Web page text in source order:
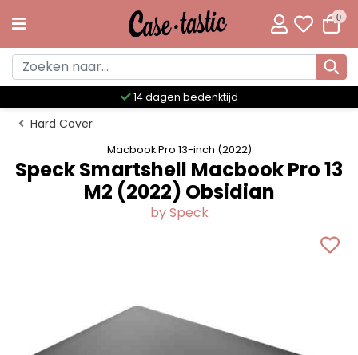
0
Meer dan 300 unieke designs
Hard Cover
Macbook Pro 13-inch (2022)
Speck Smartshell Macbook Pro 13
M2 (2022) Obsidian
by Speck